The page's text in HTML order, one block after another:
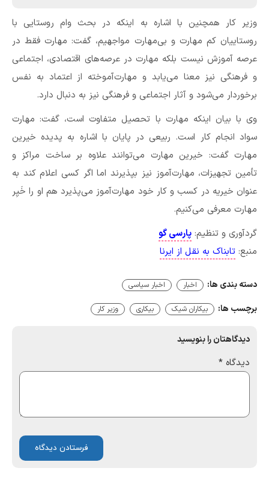
وزیر کار همچنین با اشاره به اینکه در بحث وام روستایی با
روستاییان کم مهارت و بی‌مهارت مواجهیم، گفت: مهارت فقط در
عرصه آموزش نیست بلکه مهارت در عرصه‌های اقتصادی، اجتماعی
و فرهنگی نیز معنا می‌یابد و مهارت‌آموخته از اعتماد به نفس
برخوردار می‌شود و آثار اجتماعی و فرهنگی نیز به دنبال دارد.
وی با بیان اینکه مهارت با تحصیل متفاوت است، گفت: مهارت
سواد انجام کار است. ربیعی در پایان با اشاره به پدیده خیرین
مهارت گفت: خیرین مهارت می‌توانند علاوه بر ساخت مراکز و
تأمین تجهیزات، مهارت‌آموز نیز بپذیرند اما اگر کسی اعلام کند به
عنوان خیریه در کسب و کار خود مهارت‌آموز می‌پذیرد هم او را خَیِر
مهارت معرفی می‌کنیم.
گردآوری و تنظیم: پارسی گو
منبع: تابناک به نقل از ایرنا
دسته بندی ها: اخبار اخبار سیاسی
برچسب ها: بیکاران شیک بیکاری وزیر کار
دیدگاهتان را بنویسید
دیدگاه *